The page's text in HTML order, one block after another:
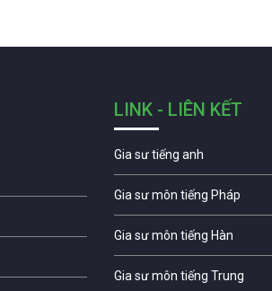
LINK - LIÊN KẾT
Gia sư tiếng anh
Gia sư môn tiếng Pháp
Gia sư môn tiếng Hàn
Gia sư môn tiếng Trung